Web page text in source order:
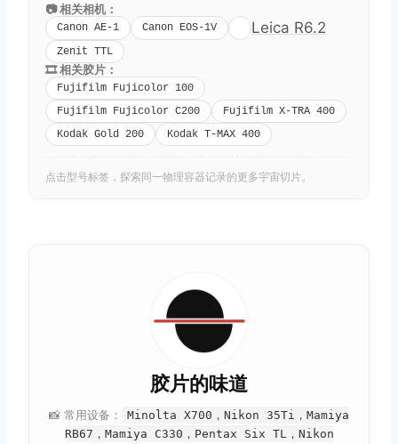
📷 相关相机：
Canon AE-1 Canon EOS-1V Leica R6.2
Zenit TTL
🎞️ 相关胶片：
Fujifilm Fujicolor 100
Fujifilm Fujicolor C200
Fujifilm X-TRA 400
Kodak Gold 200
Kodak T-MAX 400
点击型号标签，探索同一物理容器记录的更多宇宙切片。
胶片的味道
📸 常用设备：
Minolta X700，Nikon 35Ti，Mamiya
RB67，Mamiya C330，Pentax Six TL，Nikon